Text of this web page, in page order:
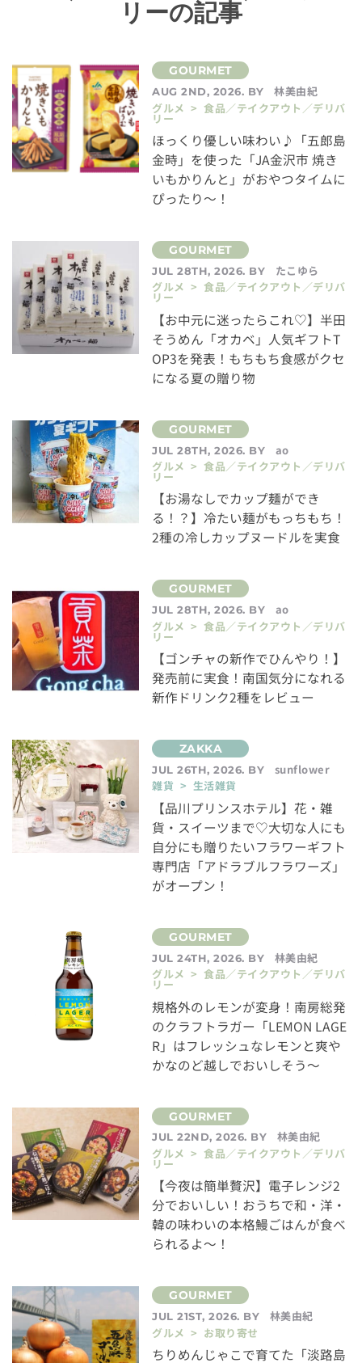
リーの記事
AUG 2ND, 2026. BY
林美由紀
グルメ > 食品／テイクアウト／デリバ
リー
ほっくり優しい味わい♪「五郎島
金時」を使った「JA金沢市 焼き
いもかりんと」がおやつタイムに
ぴったり～！
JUL 28TH, 2026. BY
たこゆら
グルメ > 食品／テイクアウト／デリバ
リー
【お中元に迷ったらこれ♡】半田
そうめん「オカベ」人気ギフトT
OP3を発表！もちもち食感がクセ
になる夏の贈り物
JUL 28TH, 2026. BY
ao
グルメ > 食品／テイクアウト／デリバ
リー
【お湯なしでカップ麺ができ
る！？】冷たい麺がもっちもち！
2種の冷しカップヌードルを実食
JUL 28TH, 2026. BY
ao
グルメ > 食品／テイクアウト／デリバ
リー
【ゴンチャの新作でひんやり！】
発売前に実食！南国気分になれる
新作ドリンク2種をレビュー
JUL 26TH, 2026. BY
sunflower
雑貨 > 生活雑貨
【品川プリンスホテル】花・雑
貨・スイーツまで♡大切な人にも
自分にも贈りたいフラワーギフト
専門店「アドラブルフラワーズ」
がオープン！
JUL 24TH, 2026. BY
林美由紀
グルメ > 食品／テイクアウト／デリバ
リー
規格外のレモンが変身！南房総発
のクラフトラガー「LEMON LAGE
R」はフレッシュなレモンと爽や
かなのど越しでおいしそう～
JUL 22ND, 2026. BY
林美由紀
グルメ > 食品／テイクアウト／デリバ
リー
【今夜は簡単贅沢】電子レンジ2
分でおいしい！おうちで和・洋・
韓の味わいの本格鰻ごはんが食べ
られるよ～！
JUL 21ST, 2026. BY
林美由紀
グルメ > お取り寄せ
ちりめんじゃこで育てた「淡路島